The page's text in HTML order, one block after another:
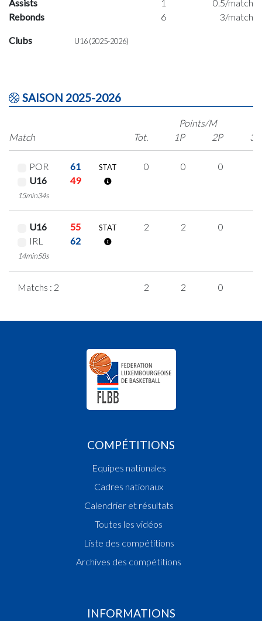
Assists
1
0.5/match
Rebonds
6 3/match
Clubs U16 (2025-2026)
SAISON 2025-2026
Match
Points/M
Tot.
1P 2P 3P
POR
61
U16
49
15min34s
STAT 0 0 0
U16
55
IRL
62
14min58s
STAT 2 2 0
Matchs : 2 2 2 0
COMPÉTITIONS
Equipes nationales
Cadres nationaux
Calendrier et résultats
Toutes les vidéos
Liste des compétitions
Archives des compétitions
INFORMATIONS